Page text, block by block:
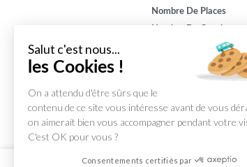
Nombre De Places
Salut c'est nous...
les Cookies !
On a attendu d'être sûrs que le
contenu de ce site vous intéresse avant de vous
on aimerait bien vous accompagner pendant votre
C'est OK pour vous ?
Consentements certifiés par